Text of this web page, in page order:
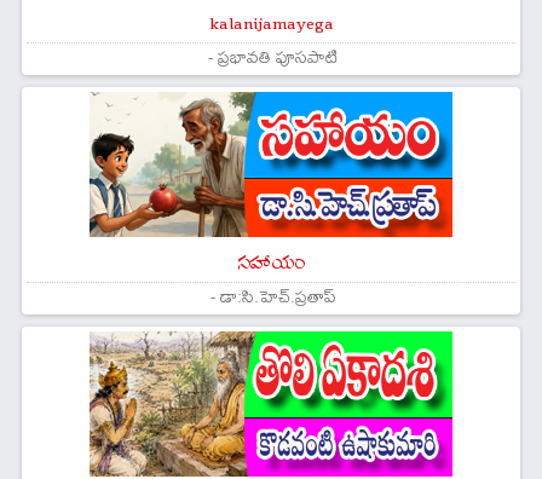
kalanijamayega
- ప్రభావతి పూసపాటి
సహాయం
- డా:సి.హెచ్.ప్రతాప్